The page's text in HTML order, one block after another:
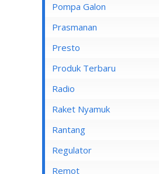
Pompa Air Panasonic
Pompa Air Shimizu
Pompa Galon
Prasmanan
Presto
Produk Terbaru
Radio
Raket Nyamuk
Rantang
Regulator
Remot